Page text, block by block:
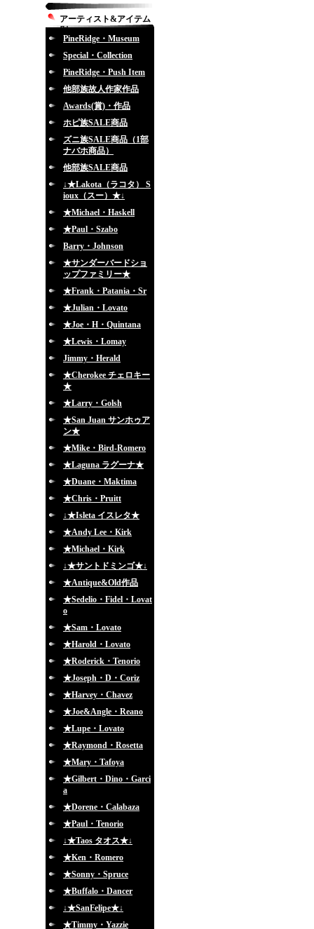
アーティスト&アイテム
別
PineRidge・Museum
Special・Collection
PineRidge・Push Item
他部族故人作家作品
Awards(賞)・作品
ホピ族SALE商品
ズニ族SALE商品（1部
ナバホ商品）
他部族SALE商品
↓★Lakota（ラコタ） S
ioux（スー）★↓
★Michael・Haskell
★Paul・Szabo
Barry・Johnson
★サンダーバードショ
ップファミリー★
★Frank・Patania・Sr
★Julian・Lovato
★Joe・H・Quintana
★Lewis・Lomay
Jimmy・Herald
★Cherokee チェロキー
★
★Larry・Golsh
★San Juan サンホゥア
ン★
★Mike・Bird-Romero
★Laguna ラグーナ★
★Duane・Maktima
★Chris・Pruitt
↓★Isleta イスレタ★
★Andy Lee・Kirk
★Michael・Kirk
↓★サントドミンゴ★↓
★Antique&Old作品
★Sedelio・Fidel・Lovat
o
★Sam・Lovato
★Harold・Lovato
★Roderick・Tenorio
★Joseph・D・Coriz
★Harvey・Chavez
★Joe&Angle・Reano
★Lupe・Lovato
★Raymond・Rosetta
★Mary・Tafoya
★Gilbert・Dino・Garci
a
★Dorene・Calabaza
★Paul・Tenorio
↓★Taos タオス★↓
★Ken・Romero
★Sonny・Spruce
★Buffalo・Dancer
↓★SanFelipe★↓
★Timmy・Yazzie